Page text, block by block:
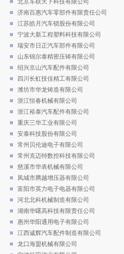
北京车联天下科技有限公司
济南百惠汽车零部件有限责任公司
江苏皓月汽车锁股份有限公司
宁波大新工程塑料科技有限公司
瑞安市日正汽车部件有限公司
山东锦尔泰精密压铸有限公司
绍兴京山汽车配件有限公司
四川长虹技佳精工有限公司
潍坊市华龙铸造有限公司
浙江恒春机械有限公司
浙江裕泰汽车配件有限公司
重庆三华工业有限公司
安泰科技股份有限公司
常州贝伦迪电子有限公司
常州克迈特数控科技有限公司
慈溪市华表机械有限公司
凤城市腾越增压器有限公司
富阳市英力电子电器有限公司
河北北科机械制造有限公司
湖南华曙高科技有限责任公司
惠州华阳通用电子有限公司
江西诚辉汽车配件制造有限公司
龙口海盟机械有限公司